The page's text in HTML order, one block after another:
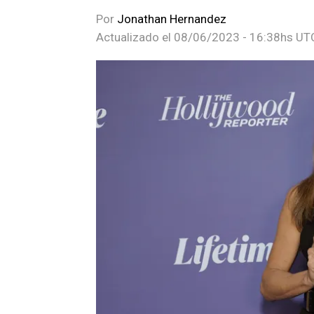
Por Jonathan Hernandez
Actualizado el 08/06/2023 - 16:38hs